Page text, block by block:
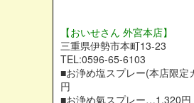
【おいせさん 外宮本店】
三重県伊勢市本町13-23
TEL:0596-65-6103
■お浄め塩スプレー(本店限
円
■お浄め氣スプレー…1,320円